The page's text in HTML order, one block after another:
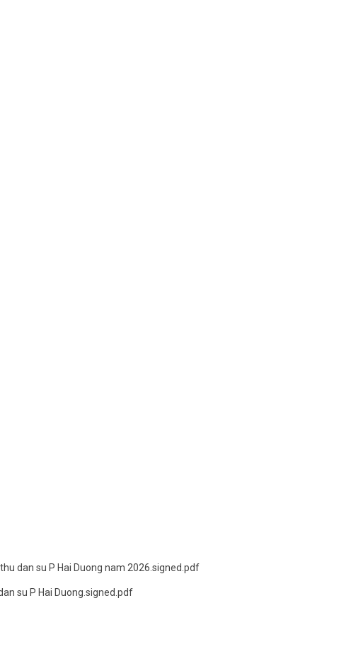
dan su P Hai Duong nam 2026.signed.pdf
su P Hai Duong.signed.pdf